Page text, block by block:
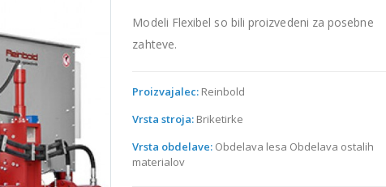
Modeli Flexibel so bili proizvedeni za posebne
zahteve.
Proizvajalec: Reinbold
Vrsta stroja: Briketirke
Vrsta obdelave: Obdelava lesa Obdelava ostalih
materialov